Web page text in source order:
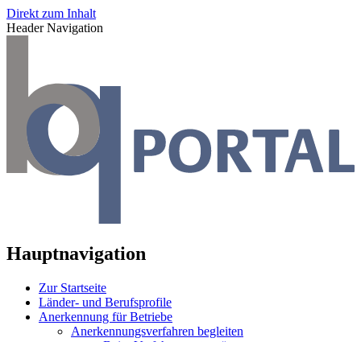
Direkt zum Inhalt
Header Navigation
Hauptnavigation
Zur Startseite
Länder- und Berufsprofile
Anerkennung für Betriebe
Anerkennungsverfahren begleiten